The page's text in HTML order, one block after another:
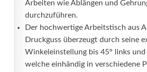
Arbeiten wie Ablängen und
durchzuführen.
Der hochwertige Arbeitstisch aus
Druckguss überzeugt durch seine
Winkeleinstellung bis 45° links und
welche einhändig in verschiedene